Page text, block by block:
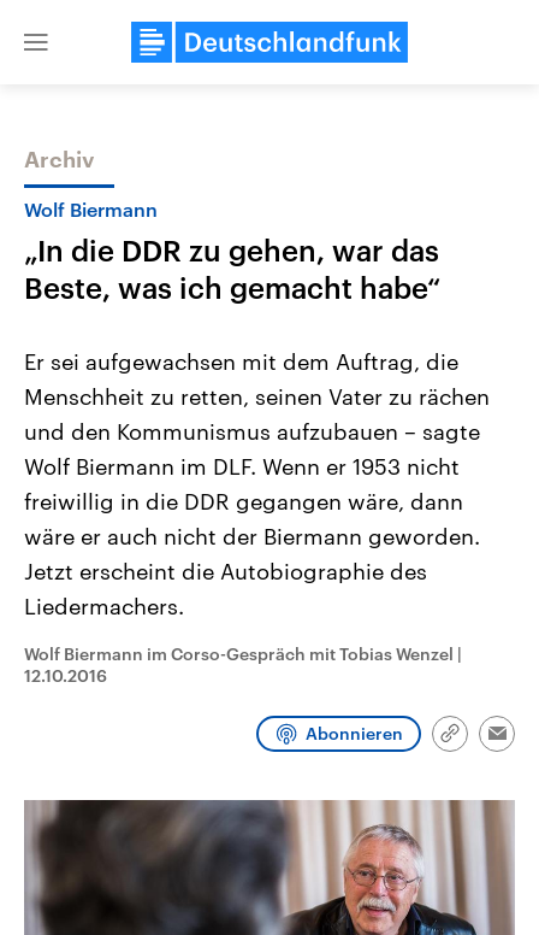
Close
Themen
Aktuelle Beiträge, Analysen und
Hintergründe
Wirtschaftlich und militärisch
gehören die Vereinigten Staaten zu
den mächtigsten Ländern der Erde,
mit großem Einfluss auf das
Nahostkonflikt
Aktuelle Lage und
Der Überfall der
Terrororganisation Hamas
Oktober 2023 auf Israel
Region wieder die Gewalt
Israel möchte die Hamas
Diese wird wie die
Libanon vom Iran
Sendungen Programm
Audio-Archiv
Archiv
Wolf Biermann
„In die DDR zu gehen, war das
Beste, was ich gemacht habe“
Er sei aufgewachsen mit dem Auftrag, die
Menschheit zu retten, seinen Vater zu rächen
und den Kommunismus aufzubauen – sagte
Wolf Biermann im DLF. Wenn er 1953 nicht
freiwillig in die DDR gegangen wäre, dann
wäre er auch nicht der Biermann geworden.
Jetzt erscheint die Autobiographie des
Liedermachers.
Wolf Biermann im Corso-Gespräch mit Tobias Wenzel |
12.10.2016
Abonnieren
Link